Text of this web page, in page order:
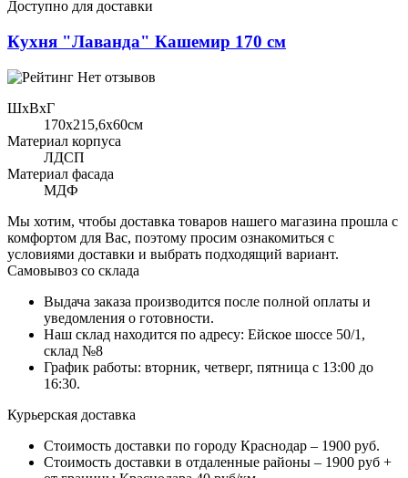
Доступно для доставки
Кухня "Лаванда" Кашемир 170 см
Нет отзывов
ШхВхГ
170x215,6х60см
Материал корпуса
ЛДСП
Материал фасада
МДФ
Мы хотим, чтобы доставка товаров нашего магазина прошла с
комфортом для Вас, поэтому просим ознакомиться с
условиями доставки и выбрать подходящий вариант.
Самовывоз со склада
Выдача заказа производится после полной оплаты и
уведомления о готовности.
Наш склад находится по адресу: Ейское шоссе 50/1,
склад №8
График работы: вторник, четверг, пятница с 13:00 до
16:30.
Курьерская доставка
Стоимость доставки по городу Краснодар – 1900 руб.
Стоимость доставки в отдаленные районы – 1900 руб +